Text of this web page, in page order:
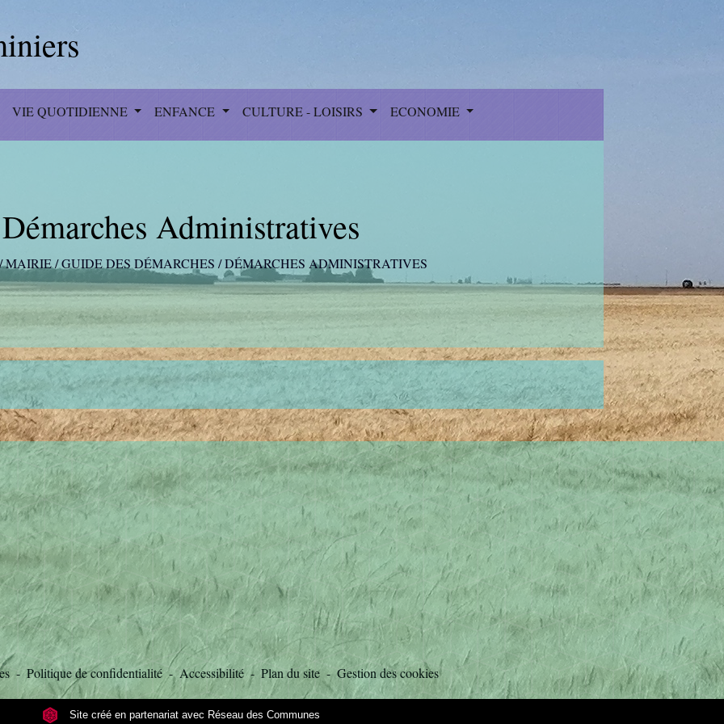
VIE QUOTIDIENNE ENFANCE CULTURE - LOISIRS ECONOMIE
Démarches Administratives
MAIRIE/GUIDE DES DÉMARCHES /DÉMARCHES ADMINISTRATIVES
- Politique de confidentialité - Accessibilité - Plan du site - Gestion des cookies
Site créé en partenariat avec Réseau des Communes